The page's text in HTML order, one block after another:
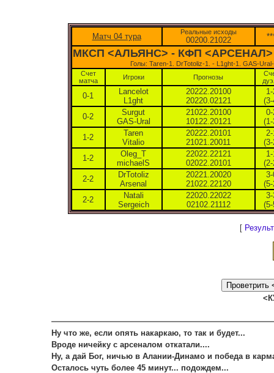
Матч 04 тура Реальные исходы
00200.21022
МКСП <АЛЬЯНС> - КФП <АРСЕНАЛ>
Голы: Taren-1. DrTotoliz-1. - L1ght-1. GAS-
Счет
матча
Игроки Прогнозы
0-1
Lancelot
L1ght
20222.20100
20220.02121
0-2
Surgut
GAS-Ural
21022.20100
10122.20121
0-
1-2
Taren
Vitalio
20222.20101
21021.20011
2-
1-2
Oleg_T
michaelS
22022.22121
02022.20101
2-2
DrTotoliz
Arsenal
20221.20020
21022.22120
3-
2-2
Natali
Sergeich
22020.22022
02102.21112
3-
[
Ну что же, если опять накаркаю, то так и будет...
Вроде ничейку с арсеналом откатали....
Ну, а дай Бог, ничью в Алании-Динамо и победа в
Осталось чуть более 45 минут... подождем...